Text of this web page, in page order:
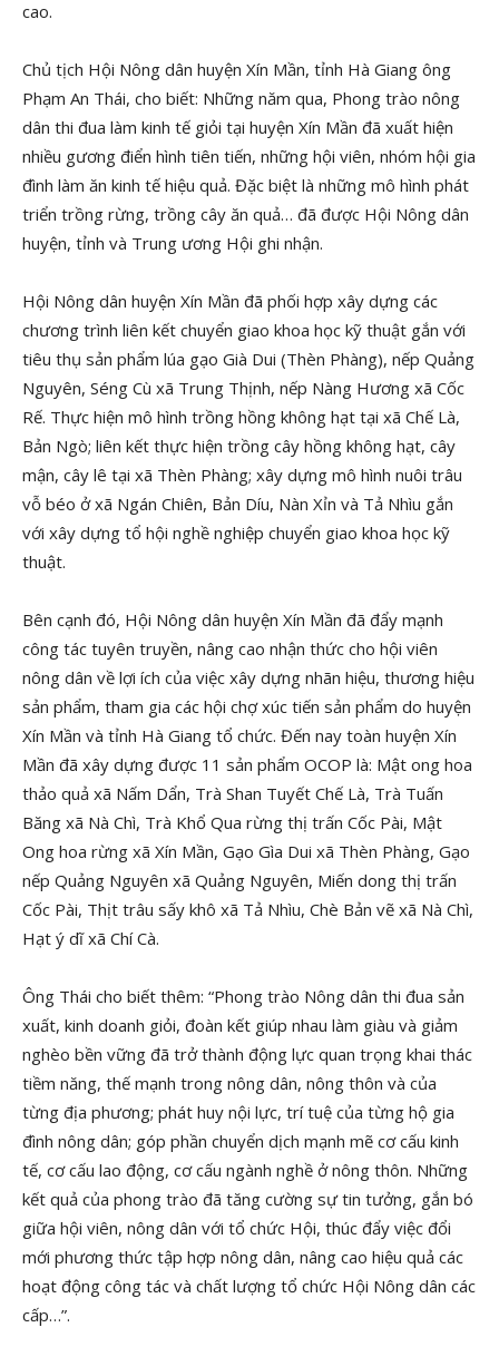
cao.
Chủ tịch Hội Nông dân huyện Xín Mần, tỉnh Hà Giang ông
Phạm An Thái, cho biết: Những năm qua, Phong trào nông
dân thi đua làm kinh tế giỏi tại huyện Xín Mần đã xuất hiện
nhiều gương điển hình tiên tiến, những hội viên, nhóm hội gia
đình làm ăn kinh tế hiệu quả. Đặc biệt là những mô hình phát
triển trồng rừng, trồng cây ăn quả… đã được Hội Nông dân
huyện, tỉnh và Trung ương Hội ghi nhận.
Hội Nông dân huyện Xín Mần đã phối hợp xây dựng các
chương trình liên kết chuyển giao khoa học kỹ thuật gắn với
tiêu thụ sản phẩm lúa gạo Già Dui (Thèn Phàng), nếp Quảng
Nguyên, Séng Cù xã Trung Thịnh, nếp Nàng Hương xã Cốc
Rế. Thực hiện mô hình trồng hồng không hạt tại xã Chế Là,
Bản Ngò; liên kết thực hiện trồng cây hồng không hạt, cây
mận, cây lê tại xã Thèn Phàng; xây dựng mô hình nuôi trâu
vỗ béo ở xã Ngán Chiên, Bản Díu, Nàn Xỉn và Tả Nhìu gắn
với xây dựng tổ hội nghề nghiệp chuyển giao khoa học kỹ
thuật.
Bên cạnh đó, Hội Nông dân huyện Xín Mần đã đẩy mạnh
công tác tuyên truyền, nâng cao nhận thức cho hội viên
nông dân về lợi ích của việc xây dựng nhãn hiệu, thương hiệu
sản phẩm, tham gia các hội chợ xúc tiến sản phẩm do huyện
Xín Mần và tỉnh Hà Giang tổ chức. Đến nay toàn huyện Xín
Mần đã xây dựng được 11 sản phẩm OCOP là: Mật ong hoa
thảo quả xã Nấm Dẩn, Trà Shan Tuyết Chế Là, Trà Tuấn
Băng xã Nà Chì, Trà Khổ Qua rừng thị trấn Cốc Pài, Mật
Ong hoa rừng xã Xín Mần, Gạo Gìa Dui xã Thèn Phàng, Gạo
nếp Quảng Nguyên xã Quảng Nguyên, Miến dong thị trấn
Cốc Pài, Thịt trâu sấy khô xã Tả Nhìu, Chè Bản vẽ xã Nà Chì,
Hạt ý dĩ xã Chí Cà.
Ông Thái cho biết thêm: “Phong trào Nông dân thi đua sản
xuất, kinh doanh giỏi, đoàn kết giúp nhau làm giàu và giảm
nghèo bền vững đã trở thành động lực quan trọng khai thác
tiềm năng, thế mạnh trong nông dân, nông thôn và của
từng địa phương; phát huy nội lực, trí tuệ của từng hộ gia
đình nông dân; góp phần chuyển dịch mạnh mẽ cơ cấu kinh
tế, cơ cấu lao động, cơ cấu ngành nghề ở nông thôn. Những
kết quả của phong trào đã tăng cường sự tin tưởng, gắn bó
giữa hội viên, nông dân với tổ chức Hội, thúc đẩy việc đổi
mới phương thức tập hợp nông dân, nâng cao hiệu quả các
hoạt động công tác và chất lượng tổ chức Hội Nông dân các
cấp…”.